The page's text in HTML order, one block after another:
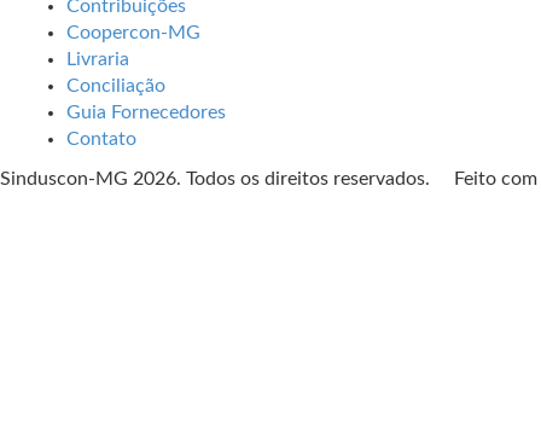
Contribuições
Coopercon-MG
Livraria
Conciliação
Guia Fornecedores
Contato
Sinduscon-MG 2026. Todos os direitos reservados. Feito com